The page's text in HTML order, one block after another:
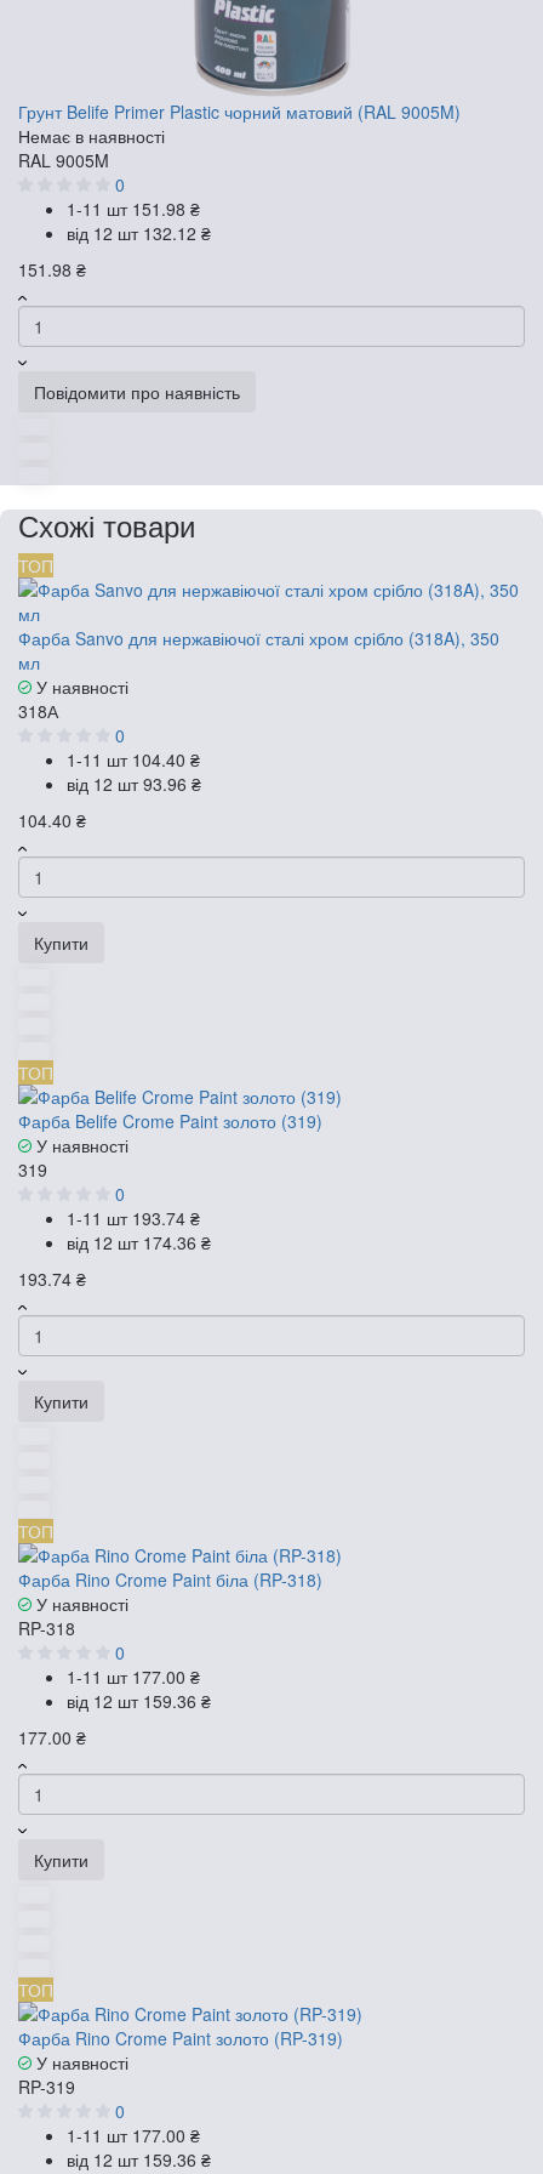
Грунт Belife Primer Plastic чорний матовий (RAL 9005M)
Немає в наявності
RAL 9005M
0
1-11 шт 151.98 ₴
від 12 шт 132.12 ₴
151.98 ₴
Повідомити про наявність
Схожі товари
ТОП
Фарба Sanvo для нержавіючої сталі хром срібло (318A), 350
мл
У наявності
318А
0
1-11 шт 104.40 ₴
від 12 шт93.96 ₴
104.40 ₴
Купити
ТОП
Фарба Belife Crome Paint золото (319)
У наявності
319
0
1-11 шт 193.74 ₴
від 12 шт 174.36 ₴
193.74 ₴
Купити
ТОП
Фарба Rino Crome Paint біла (RP-318)
У наявності
RP-318
0
1-11 шт 177.00 ₴
від 12 шт 159.36 ₴
177.00 ₴
Купити
ТОП
Фарба Rino Crome Paint золото (RP-319)
У наявності
RP-319
0
1-11 шт 177.00 ₴
від 12 шт 159.36 ₴